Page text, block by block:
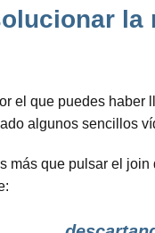
la
el que puedes haber
algunos sencillos
más que pulsar el